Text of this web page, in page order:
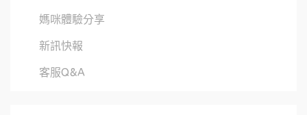
媽咪體驗分享
新訊快報
客服Q&A